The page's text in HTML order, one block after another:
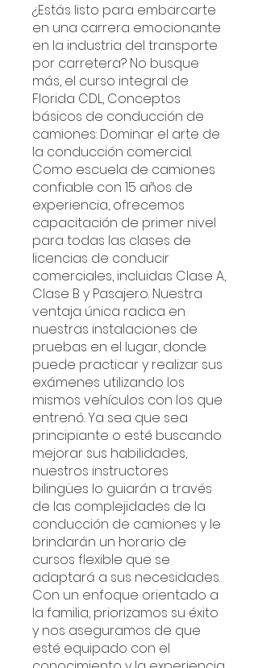
¿Estás listo para embarcarte
en una carrera emocionante
en la industria del transporte
por carretera? No busque
más, el curso integral de
Florida CDL, Conceptos
básicos de conducción de
camiones: Dominar el arte de
la conducción comercial.
Como escuela de camiones
confiable con 15 años de
experiencia, ofrecemos
capacitación de primer nivel
para todas las clases de
licencias de conducir
comerciales, incluidas Clase A,
Clase B y Pasajero. Nuestra
ventaja única radica en
nuestras instalaciones de
pruebas en el lugar, donde
puede practicar y realizar sus
exámenes utilizando los
mismos vehículos con los que
entrenó. Ya sea que sea
principiante o esté buscando
mejorar sus habilidades,
nuestros instructores
bilingües lo guiarán a través
de las complejidades de la
conducción de camiones y le
brindarán un horario de
cursos flexible que se
adaptará a sus necesidades.
Con un enfoque orientado a
la familia, priorizamos su éxito
y nos aseguramos de que
esté equipado con el